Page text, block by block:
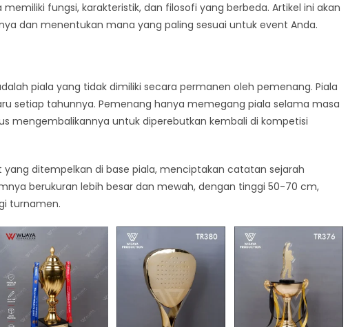
fungsi, karakteristik, dan filosofi yang berbeda. Artikel ini akan
dan menentukan mana yang paling sesuai untuk event Anda.
piala yang tidak dimiliki secara permanen oleh pemenang. Piala
setiap tahunnya. Pemenang hanya memegang piala selama masa
mengembalikannya untuk diperebutkan kembali di kompetisi
ditempelkan di base piala, menciptakan catatan sejarah
berukuran lebih besar dan mewah, dengan tinggi 50-70 cm,
turnamen.